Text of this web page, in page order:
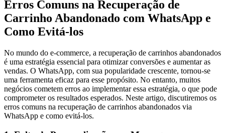
Erros Comuns na Recuperação de
Carrinho Abandonado com WhatsApp e
Como Evitá-los
No mundo do e-commerce, a recuperação de carrinhos abandonados
é uma estratégia essencial para otimizar conversões e aumentar as
vendas. O WhatsApp, com sua popularidade crescente, tornou-se
uma ferramenta eficaz para esse propósito. No entanto, muitos
negócios cometem erros ao implementar essa estratégia, o que pode
comprometer os resultados esperados. Neste artigo, discutiremos os
erros comuns na recuperação de carrinhos abandonados via
WhatsApp e como evitá-los.